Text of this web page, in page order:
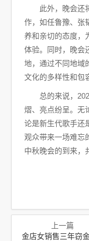
此外，晚会还
作，如任鲁豫、张
养和亲切的态度，
体验。同时，晚会
地，通过不同地域
文化的多样性和包
总的来说，
熠、亮点纷呈。无
论是新生代歌手还
观众带来一场难忘
中秋晚会的到来，
上一篇
金店女销售三年窃金45.8公斤：贪婪欲望下的信